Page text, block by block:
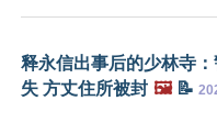
释永信出事后的少林寺
失 方丈住所被封 🖼️📝